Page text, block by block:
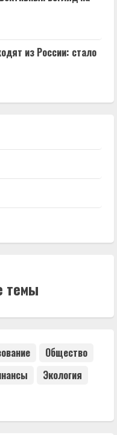
из России: стало
темы
Общество
Экология